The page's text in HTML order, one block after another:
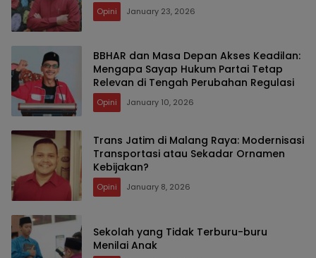
Opini January 23, 2026
BBHAR dan Masa Depan Akses Keadilan:
Mengapa Sayap Hukum Partai Tetap
Relevan di Tengah Perubahan Regulasi
Opini January 10, 2026
Trans Jatim di Malang Raya: Modernisasi
Transportasi atau Sekadar Ornamen
Kebijakan?
Opini January 8, 2026
Sekolah yang Tidak Terburu-buru
Menilai Anak